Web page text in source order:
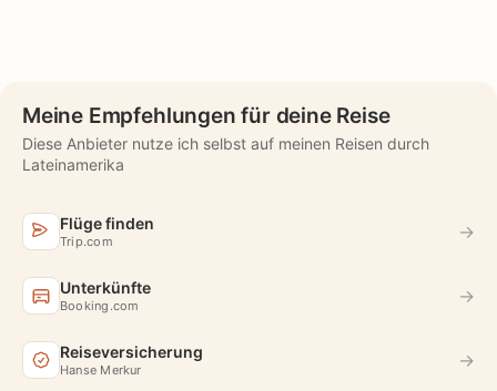
Meine Empfehlungen für deine Reise
Diese Anbieter nutze ich selbst auf meinen Reisen durch
Lateinamerika
Flüge finden
Trip.com →
Unterkünfte
Booking.com →
Reiseversicherung
Hanse Merkur →